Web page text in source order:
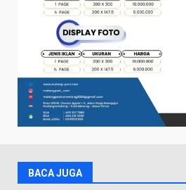
BACA JUGA